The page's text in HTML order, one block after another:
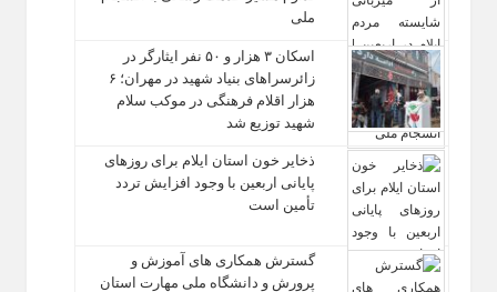
ملی
اسکان ۳ هزار و ۵۰ نفر ایثارگر در
زائرسراهای بنیاد شهید در مهران؛ ۶
هزار اقلام فرهنگی در موکب سلام
شهید توزیع شد
ذخایر خون استان ایلام برای روزهای
پایانی اربعین با وجود افزایش تردد
تأمین است
گسترش همکاری‌ های آموزش و
پرورش و دانشگاه ملی مهارت استان